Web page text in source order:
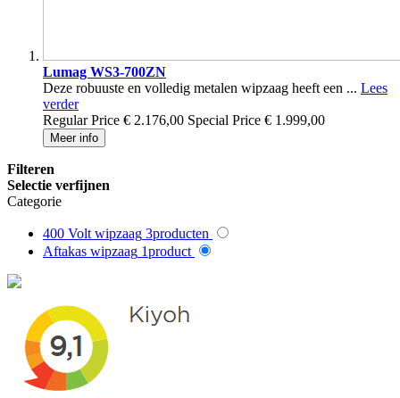
Lumag WS3-700ZN
Deze robuuste en volledig metalen wipzaag heeft een ... Lees
verder
Regular Price € 2.176,00 Special Price € 1.999,00
Meer info
Filteren
Selectie verfijnen
Categorie
400 Volt wipzaag 3producten
Aftakas wipzaag 1product